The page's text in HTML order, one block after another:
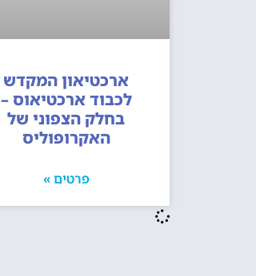
ארכטיאון המקדש
לכבוד ארכטיאוס –
בחלק הצפוני של
האקרופוליס
פרטים »